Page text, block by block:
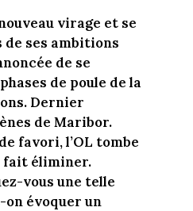
virage et se
de ses ambitions
de se
de poule de la
Dernier
de Maribor.
favori, l’OL tombe
fait éliminer.
vous une telle
on évoquer un